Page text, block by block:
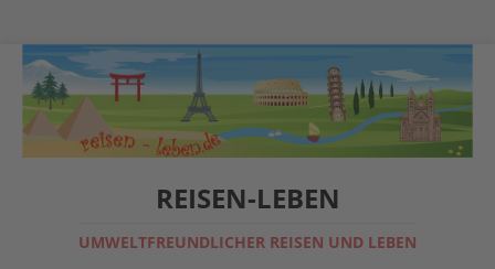
REISEN-LEBEN
UMWELTFREUNDLICHER REISEN UND LEBEN